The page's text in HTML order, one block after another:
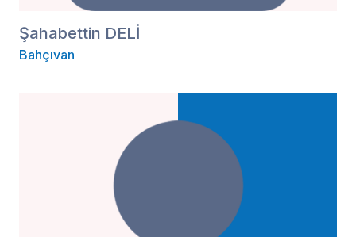
Şahabettin DELİ
Bahçıvan